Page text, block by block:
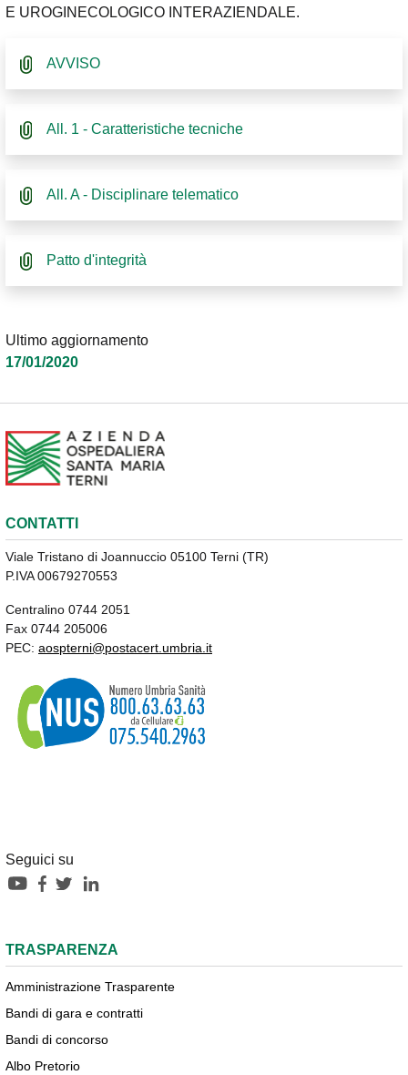
E UROGINECOLOGICO INTERAZIENDALE.
AVVISO
All. 1 - Caratteristiche tecniche
All. A - Disciplinare telematico
Patto d'integrità
Ultimo aggiornamento
17/01/2020
CONTATTI
Viale Tristano di Joannuccio 05100 Terni (TR)
P.IVA 00679270553
Centralino 0744 2051
Fax 0744 205006
PEC: aospterni@postacert.umbria.it
Seguici su
TRASPARENZA
Amministrazione Trasparente
Bandi di gara e contratti
Bandi di concorso
Albo Pretorio